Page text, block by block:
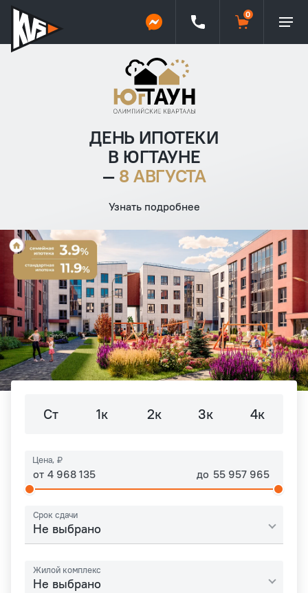
ДЕНЬ ИПОТЕКИ
В ЮГТАУНЕ
— 8 АВГУСТА
Узнать подробнее
Ст 1к 2к 3к 4к
Цена, ₽
от до
Срок сдачи
Не выбрано
Жилой комплекс
Не выбрано